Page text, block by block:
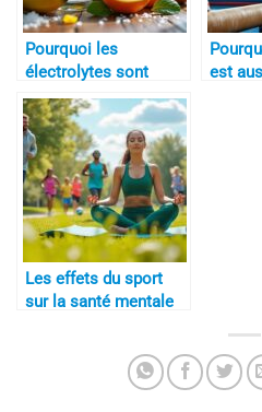
Pourquoi les
électrolytes sont
essentiels
est
Les effets du sport
sur la santé mentale